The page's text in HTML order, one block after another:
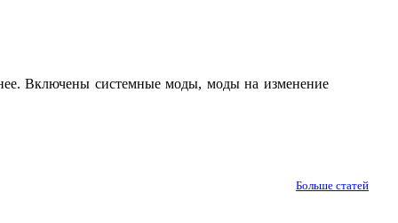
Включены системные моды, моды на изменение
Больше статей